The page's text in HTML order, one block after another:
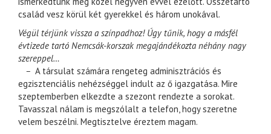
család vesz körül két gyerekkel és három unokával.
Végül térjünk vissza a színpadhoz! Úgy tűnik, hogy a másfél
évtizede tartó Nemcsák-korszak megajándékozta néhány nagy
szereppel…
– A társulat számára rengeteg adminisztrációs és
egzisztenciális nehézséggel indult az ő igazgatása. Mire
szeptemberben elkezdte a szezont rendezte a sorokat.
Tavasszal nálam is megszólalt a telefon, hogy szeretne
velem beszélni. Megtisztelve éreztem magam.